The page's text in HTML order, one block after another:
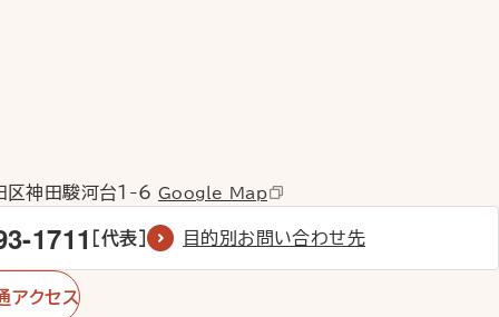
神田駿河台1-6 Google Map
1711 ［代表］ 目的別お問い合わせ先
アクセス